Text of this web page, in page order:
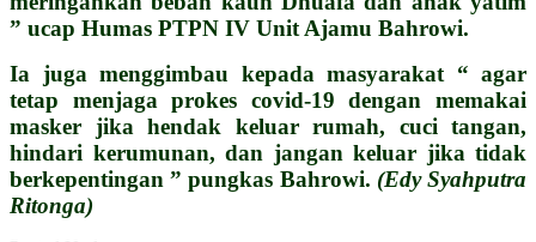
” ucap Humas PTPN IV Unit Ajamu Bahrowi.
Ia juga menggimbau kepada masyarakat “ agar
tetap menjaga prokes covid-19 dengan memakai
masker jika hendak keluar rumah, cuci tangan,
hindari kerumunan, dan jangan keluar jika tidak
berkepentingan ” pungkas Bahrowi. (Edy Syahputra
Ritonga)